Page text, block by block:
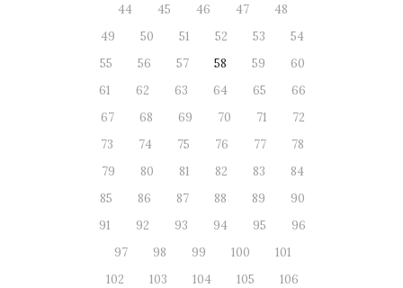
44
45 46 47
48
49
50 51 52 53
54
55
56 57 58 59
60
61
62 63 64 65
66
67
68 69 70 71
72
73
74 75 76 77
78
79
80 81 82 83
84
85
86 87 88 89
90
91
92 93 94 95
96
97
98 99 100
101
102
103 104 105
106